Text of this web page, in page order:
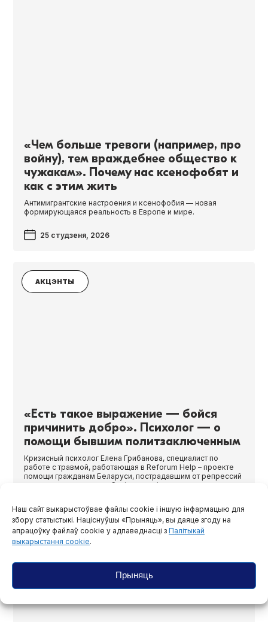
Наш сайт выкарыстоўвае файлы cookie і іншую інфармацыю для
збору статыстыкі. Націснуўшы «Прыняць», вы даяце згоду на
апрацоўку файлаў cookie у адпаведнасці з Палітыкай
выкарыстання cookie.
Прыняць
«Чем больше тревоги (например, про
войну), тем враждебнее общество к
чужакам». Почему нас ксенофобят и
как с этим жить
Антимигрантские настроения и ксенофобия — новая
формирующаяся реальность в Европе и мире.
25 студзеня, 2026
АКЦЭНТЫ
«Есть такое выражение — бойся
причинить добро». Психолог — о
помощи бывшим политзаключенным
Кризисный психолог Елена Грибанова, специалист по
работе с травмой, работающая в Refo­rum Help – проекте
помощи гражданам Беларуси, пострадавшим от репрессий
и насилия, в интервью «Салідарнасці» рассказала, что
16 студзеня, 2026